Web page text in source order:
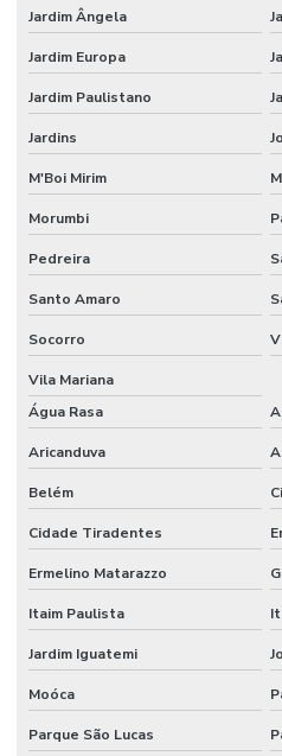
Onde alugar stands
Peças cortadas com router cnc para
Prestação de serviço na máquina
Router cnc para madeira
Router cnc para pvc expandido
Serviço de cnc sob medida
Serviço de corte cnc router
Serviço de corte de pvc expandido
Serviço de corte router
Serviço corte router cnc
Serviço de rebaixo cnc router
Serviço router cnc
Serviço de router cnc para acm
Jardim Ângela
Jardim Europa
Jardim Paulistano
Jardins
M'Boi Mirim
Morumbi
Pedreira
Santo Amaro
Socorro
Vila Mariana
Água Rasa
Aricanduva
Belém
Cidade Tiradentes
Ermelino Matarazzo
Itaim Paulista
Jardim Iguatemi
Moóca
Parque São Lucas